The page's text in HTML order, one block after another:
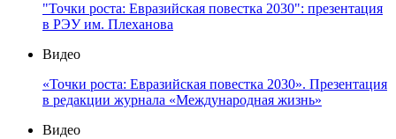
"Точки роста: Евразийская повестка 2030": презентация
в РЭУ им. Плеханова
Видео
«Точки роста: Евразийская повестка 2030». Презентация
в редакции журнала «Международная жизнь»
Видео